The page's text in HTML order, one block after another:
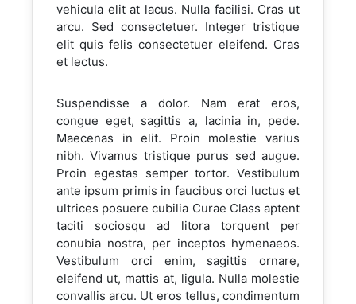
vehicula elit at lacus. Nulla facilisi. Cras ut
arcu. Sed consectetuer. Integer tristique
elit quis felis consectetuer eleifend. Cras
et lectus.
Suspendisse a dolor. Nam erat eros,
congue eget, sagittis a, lacinia in, pede.
Maecenas in elit. Proin molestie varius
nibh. Vivamus tristique purus sed augue.
Proin egestas semper tortor. Vestibulum
ante ipsum primis in faucibus orci luctus et
ultrices posuere cubilia Curae Class aptent
taciti sociosqu ad litora torquent per
conubia nostra, per inceptos hymenaeos.
Vestibulum orci enim, sagittis ornare,
eleifend ut, mattis at, ligula. Nulla molestie
convallis arcu. Ut eros tellus, condimentum